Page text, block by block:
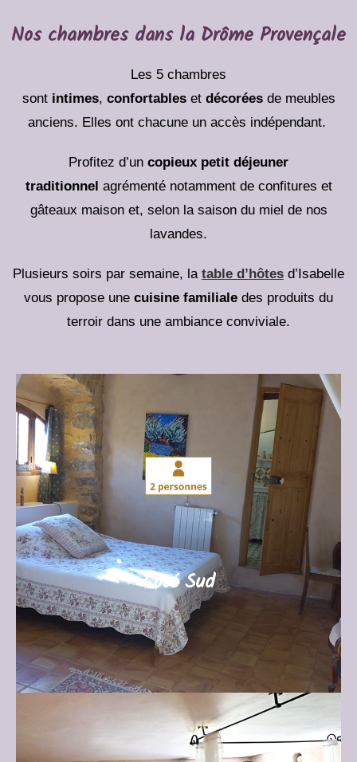
Nos chambres dans la Drôme Provençale
Les 5 chambres
sont intimes, confortableset décorées de meubles
anciens. Elles ont chacune un accès indépendant.
Profitez d’un copieux petit déjeuner
traditionnel agrémenté notamment de confitures et
gâteaux maison et, selon la saison du miel de nos
lavandes.
Plusieurs soirs par semaine, la table d’hôtes d’Isabelle
vous propose une cuisine familiale des produits du
terroir dans une ambiance conviviale.
Côté Sud
Côté Sud (35m²)
Notre plus grande chambre ! Elle donne sur la
cour intérieure, exposée au Sud, elle est
ombragée par les arbres entourant la cour.
Lit Queen size, grande salle de bain avec ses
carreaux de ciment, coin salon.
JE ME RENSEIGNE